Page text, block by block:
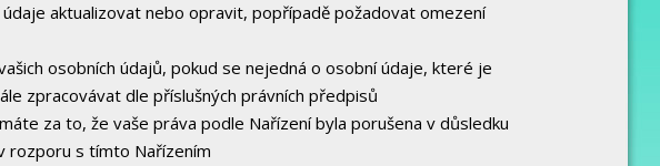
aktualizovat nebo opravit, popřípadě požadovat omezení
osobních údajů, pokud se nejedná o osobní údaje, které je
zpracovávat dle příslušných právních předpisů
za to, že vaše práva podle Nařízení byla porušena v důsledku
rozporu s tímto Nařízením